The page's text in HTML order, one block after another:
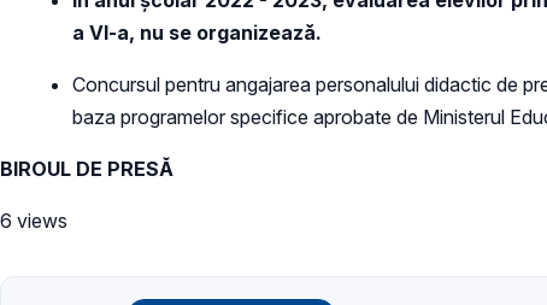
a VI-a, nu se organizează.
Concursul pentru angajarea personalului didactic de
baza programelor specifice aprobate de Ministerul
BIROUL DE PRESĂ
6 views